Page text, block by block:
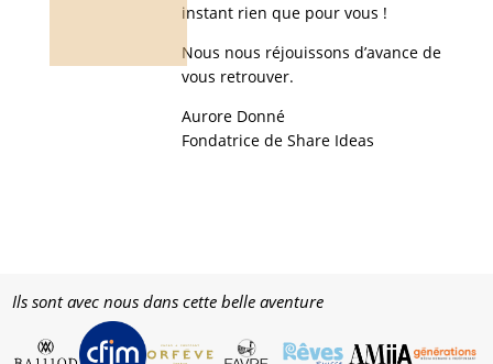
instant rien que pour vous !
Nous nous réjouissons d’avance de
vous retrouver.
Aurore Donné
Fondatrice de Share Ideas
Ils sont avec nous dans cette belle aventure